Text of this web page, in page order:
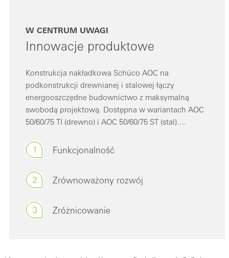
W CENTRUM UWAGI
Innowacje produktowe
Konstrukcja nakładkowa Schüco AOC na
podkonstrukcji drewnianej i stalowej łączy
energooszczędne budownictwo z maksymalną
swobodą projektową. Dostępna w wariantach AOC
50/60/75 TI (drewno) i AOC 50/60/75 ST (stal).
1 Funkcjonalność
2 Zrównoważony rozwój
3 Zróżnicowanie